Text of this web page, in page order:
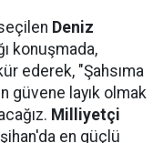
Deniz
konuşmada,
ederek, "Şahsıma
güvene layık olmak
Milliyetçi
en güçlü